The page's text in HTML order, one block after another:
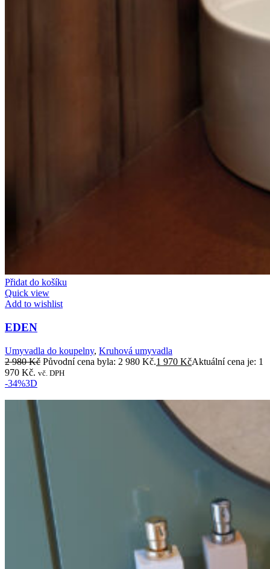
Přidat do košíku
Quick view
Add to wishlist
EDEN
Umyvadla do koupelny, Kruhová umyvadla
2 980Kč Původní cena byla: 2 980 Kč.1 970 KčAktuální cena je: 1
970 Kč. vč. DPH
-34%3D